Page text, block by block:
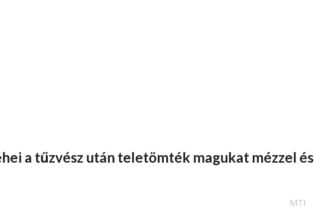
a tűzvész után teletömték magukat mézzel és
MTI